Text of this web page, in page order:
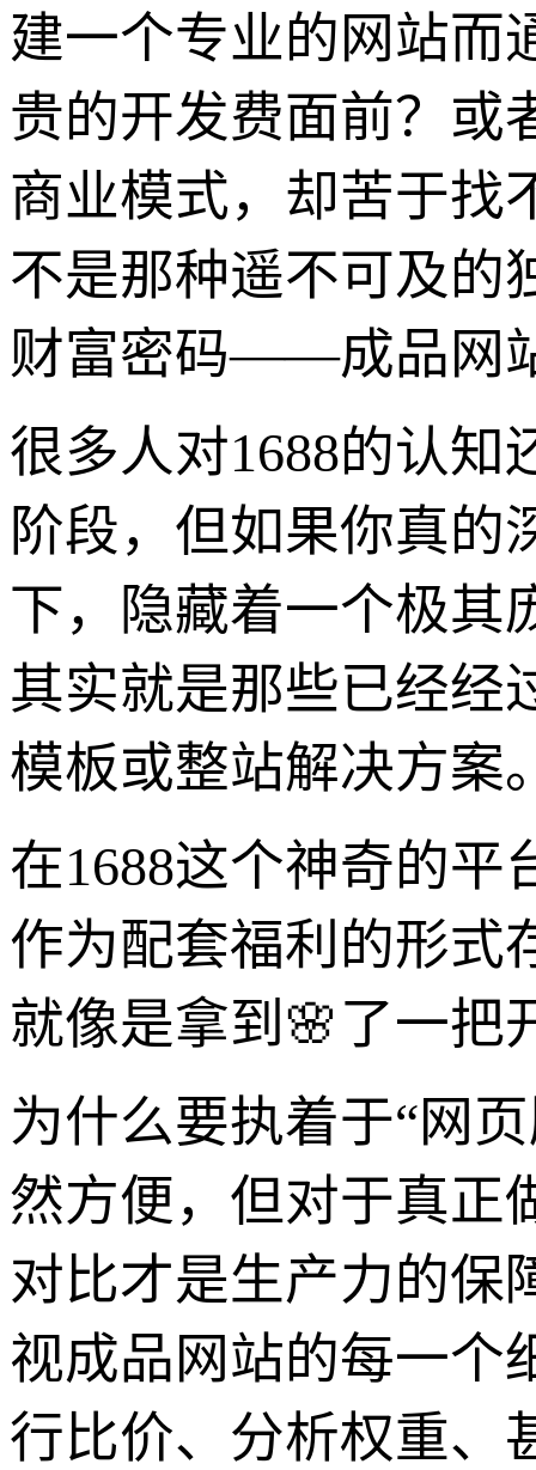
建一个专业的网站而
贵的开发费面前？或
商业模式，却苦于找
不是那种遥不可及的
财富密码——成品网
很多人对1688的认知
阶段，但如果你真的
下，隐藏着一个极其
其实就是那些已经经
模板或整站解决方案
在1688这个神奇的
作为配套福利的形式
就像是拿到🌸了一把
为什么要执着于“网
然方便，但对于真正
对比才是生产力的保
视成品网站的每一个
行比价、分析权重、